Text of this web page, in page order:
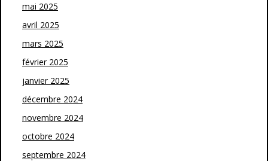
mai 2025
avril 2025
mars 2025
février 2025
janvier 2025
décembre 2024
novembre 2024
octobre 2024
septembre 2024